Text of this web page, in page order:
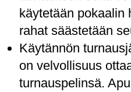
käytetään pokaalin
rahat säästetään
Käytännön
on velvollisuus
turnauspelinsä.